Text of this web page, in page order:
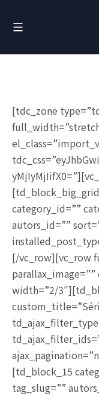
[tdc_zone
category_id=””
autors_id=””
[/vc_row][vc_row
width=”2/
[td_block_15
tag_slug=””